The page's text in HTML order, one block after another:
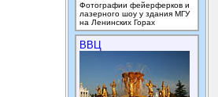
Фотографии фейерферков и
лазерного шоу у здания МГУ
на Ленинских Горах
ВВЦ